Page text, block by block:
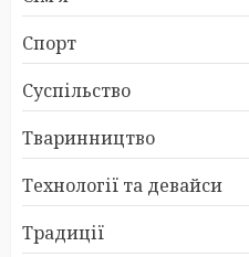
Спорт
Суспільство
Тваринництво
Технології та девайси
Традиції